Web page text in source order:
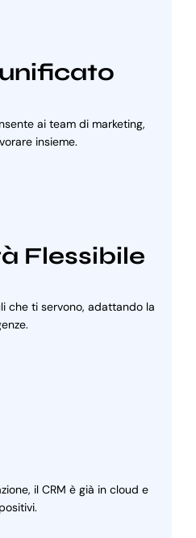
ai team di marketing,
insieme.
Flessibile
che ti servono, adattando la
il CRM è già in cloud e